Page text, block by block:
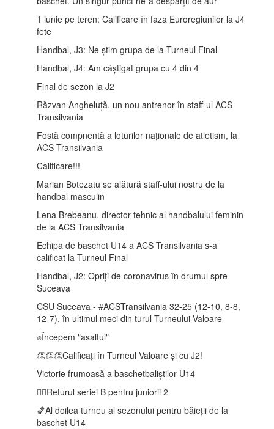
1 iunie pe teren: Calificare în faza Euroregiunilor la J4
fete
Handbal, J3: Ne știm grupa de la Turneul Final
Handbal, J4: Am câștigat grupa cu 4 din 4
Final de sezon la J2
Răzvan Angheluță, un nou antrenor în staff-ul ACS
Transilvania
Fostă compnentă a loturilor naționale de atletism, la
ACS Transilvania
Calificare!!!
Marian Botezatu se alătură staff-ului nostru de la
handbal masculin
Lena Brebeanu, director tehnic al handbalului feminin
de la ACS Transilvania
Echipa de baschet U14 a ACS Transilvania s-a
calificat la Turneul Final
Handbal, J2: Opriți de coronavirus în drumul spre
Suceava
CSU Suceava - #ACSTransilvania 32-25 (12-10, 8-8,
12-7), în ultimul meci din turul Turneului Valoare
✊Începem "asaltul"
👏👏👏Calificați în Turneul Valoare și cu J2!
Victorie frumoasă a baschetbaliștilor U14
🤾‍♂️Returul seriei B pentru juniorii 2
🏀Al doilea turneu al sezonului pentru băieții de la
baschet U14